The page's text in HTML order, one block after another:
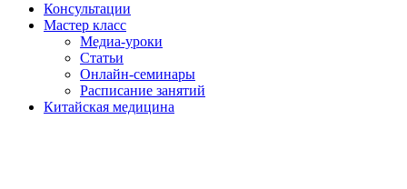
Консультации
Мастер класс
Медиа-уроки
Статьи
Онлайн-семинары
Расписание занятий
Китайская медицина